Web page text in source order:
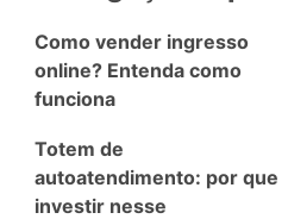
Como vender ingresso
online? Entenda como
funciona
Totem de
autoatendimento: por que
investir nesse